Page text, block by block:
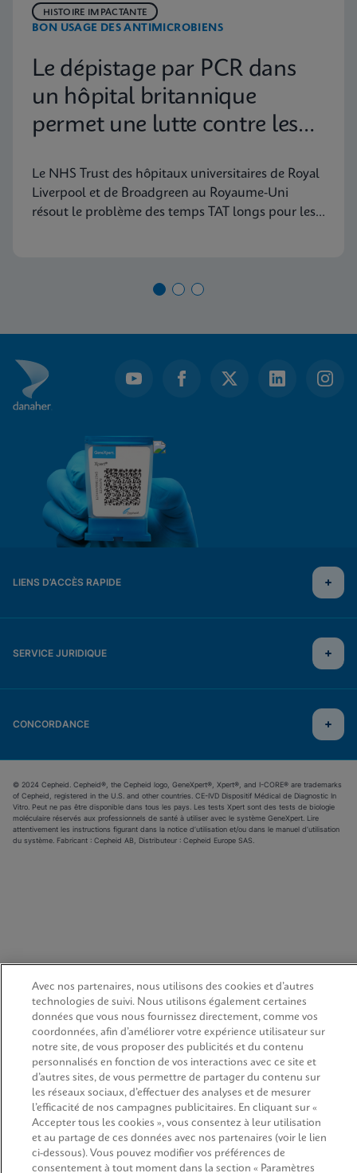
BON USAGE DES ANTIMICROBIENS
HISTOIRE IMPACTANTE
Le dépistage par PCR dans
un hôpital britannique
permet une lutte contre les
opportun
Le NHS Trust des hôpitaux universitaires de Royal
Liverpool et de Broadgreen au Royaume-Uni
résout le problème des temps TAT longs pour les
LIENS D’ACCÈS RAPIDE
SERVICE JURIDIQUE
CONCORDANCE
© 2024 Cepheid. Cepheid®, the Cepheid logo, GeneXpert®, Xpert®, and I-CORE® are trademarks
of Cepheid, registered in the U.S. and other countries. CE-IVD Dispositif Médical de Diagnostic In
Vitro. Peut ne pas être disponible dans tous les pays. Les tests Xpert sont des tests de biologie
moléculaire réservés aux professionnels de santé à utiliser avec le système GeneXpert. Lire
attentivement les instructions figurant dans la notice d’utilisation et/ou dans le manuel d’utilisation
du système. Fabricant : Cepheid AB, Distributeur : Cepheid Europe SAS.
Avec nos partenaires, nous utilisons des cookies et d’autres
technologies de suivi. Nous utilisons également certaines
données que vous nous fournissez directement, comme vos
coordonnées, afin d’améliorer votre expérience utilisateur sur
notre site, de vous proposer des publicités et du contenu
personnalisés en fonction de vos interactions avec ce site et
d’autres sites, de vous permettre de partager du contenu sur
les réseaux sociaux, d’effectuer des analyses et de mesurer
l’efficacité de nos campagnes publicitaires. En cliquant sur «
Accepter tous les cookies », vous consentez à leur utilisation
et au partage de ces données avec nos partenaires (voir le lien
ci-dessous). Vous pouvez modifier vos préférences de
consentement à tout moment dans la section « Paramètres